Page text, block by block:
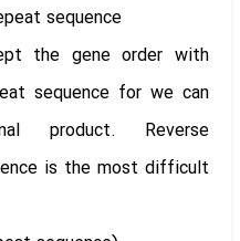
sequence
the gene order with
sequence for we can
product. Reverse
is the most difficult